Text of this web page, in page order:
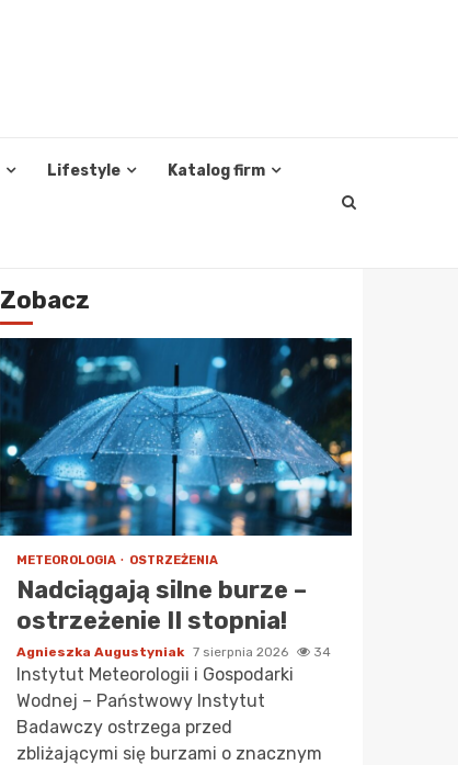
Lifestyle Katalog firm
Zobacz
METEOROLOGIA OSTRZEŻENIA
Nadciągają silne burze –
ostrzeżenie II stopnia!
Agnieszka Augustyniak 7 sierpnia 2026 34
Instytut Meteorologii i Gospodarki
Wodnej – Państwowy Instytut
Badawczy ostrzega przed
zbliżającymi się burzami o znacznym